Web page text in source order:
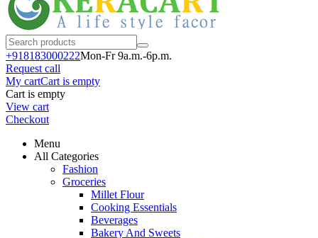
+918183000222Mon-Fr 9a.m.-6p.m.
Request call
My cartCart is empty
Cart is empty
View cart
Checkout
Menu
All Categories
Fashion
Groceries
Millet Flour
Cooking Essentials
Beverages
Bakery And Sweets